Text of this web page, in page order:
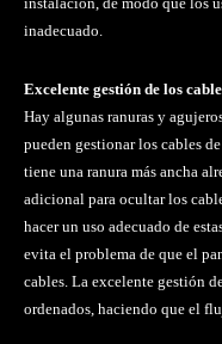
inadecuado.
Excelente gestión de los
Hay algunas ranuras y
pueden gestionar los cables
tiene una ranura más ancha
adicional para ocultar los
hacer un uso adecuado de
evita el problema de que el
cables. La excelente gestión
ordenados, haciendo que el